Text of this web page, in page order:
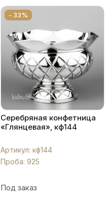
- 33%
Серебряная конфетница
«Глянцевая», кф144
Артикул: кф144
Проба: 925
Под заказ